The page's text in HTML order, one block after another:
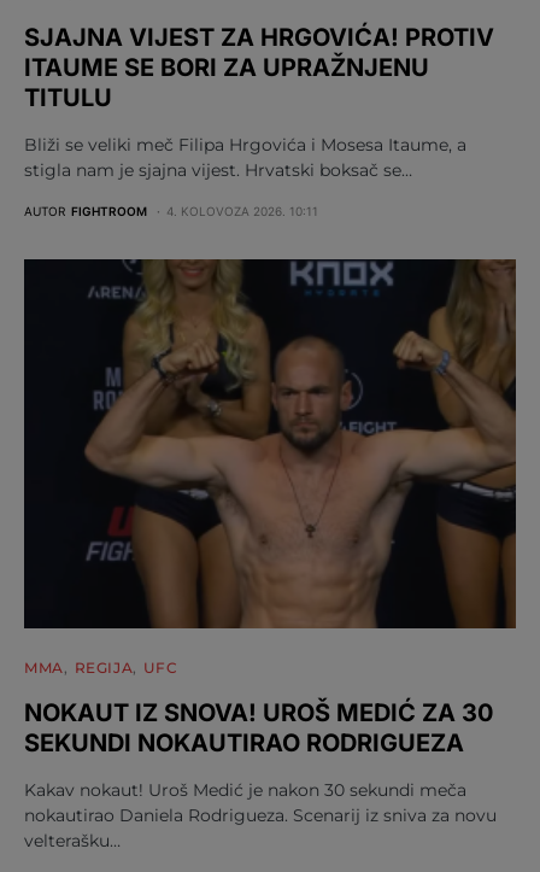
SJAJNA VIJEST ZA HRGOVIĆA! PROTIV
ITAUME SE BORI ZA UPRAŽNJENU
TITULU
Bliži se veliki meč Filipa Hrgovića i Mosesa Itaume, a
stigla nam je sjajna vijest. Hrvatski boksač se…
AUTOR FIGHTROOM 4. KOLOVOZA 2026. 10:11
MMA REGIJA UFC
NOKAUT IZ SNOVA! UROŠ MEDIĆ ZA 30
SEKUNDI NOKAUTIRAO RODRIGUEZA
Kakav nokaut! Uroš Medić je nakon 30 sekundi meča
nokautirao Daniela Rodrigueza. Scenarij iz sniva za novu
velterašku…